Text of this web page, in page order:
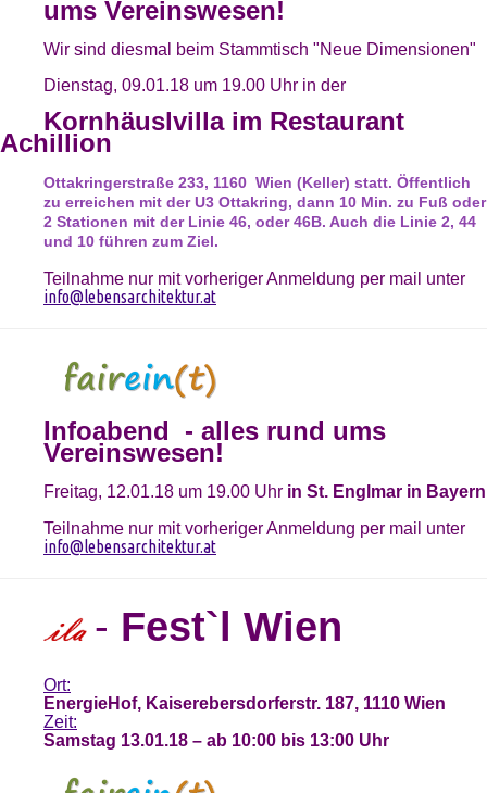
ums Vereinswesen!
Wir sind diesmal beim Stammtisch "Neue Dimensionen"
Dienstag, 09.01.18 um 19.00 Uhr in der
Kornhäuslvilla im Restaurant
Achillion
Ottakringerstraße 233, 1160 Wien (Keller) statt. Öffentlich
zu erreichen mit der U3 Ottakring, dann 10 Min. zu Fuß oder
2 Stationen mit der Linie 46, oder 46B. Auch die Linie 2, 44
und 10 führen zum Ziel.
Teilnahme nur mit vorheriger Anmeldung per mail unter
info@lebensarchitektur.at
Infoabend - alles rund ums
Vereinswesen!
Freitag, 12.01.18 um 19.00 Uhr in St. Englmar in Bayern
Teilnahme nur mit vorheriger Anmeldung per mail unter
info@lebensarchitektur.at
- Fest`l Wien
Ort:
EnergieHof, Kaiserebersdorferstr. 187, 1110 Wien
Zeit:
Samstag 13.01.18 – ab 10:00 bis 13:00 Uhr